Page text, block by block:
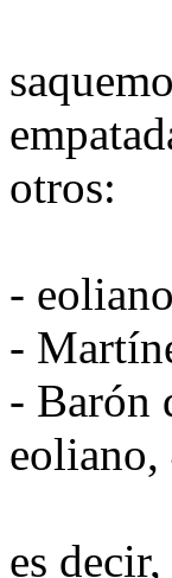
otros:
-
-
- Barón
es